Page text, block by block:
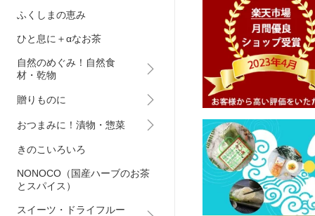
ふくしまの恵み
ひと息に＋αなお茶
自然のめぐみ！自然食
材・乾物
贈りものに
おつまみに！漬物・惣菜
きのこいろいろ
NONOCO（国産ハーブのお茶
とスパイス）
スイーツ・ドライフルー